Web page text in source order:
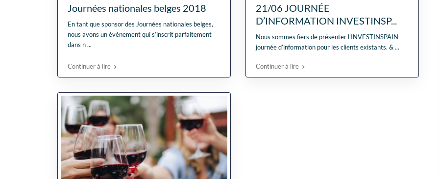
Journées nationales belges 2018
En tant que sponsor des Journées nationales belges,
nous avons un événement qui s’inscrit parfaitement
dans n...
Continuer à lire
21/06 JOURNÉE
D’INFORMATION INVESTINSP...
Nous sommes fiers de présenter l’INVESTINSPAIN
journée d’information pour les clients existants. & ...
Continuer à lire
probleemloos. Alles
perfect, alleen maar lof!